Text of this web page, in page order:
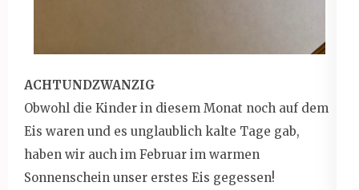
ACHTUNDZWANZIG
Obwohl die Kinder in diesem Monat noch auf dem
Eis waren und es unglaublich kalte Tage gab,
haben wir auch im Februar im warmen
Sonnenschein unser erstes Eis gegessen!